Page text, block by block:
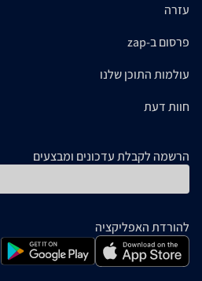
עזרה
פרסום ב-zap
עולמות התוכן שלנו
חוות דעת
הרשמה לקבלת עדכונים ומבצעים
להורדת האפליקציה